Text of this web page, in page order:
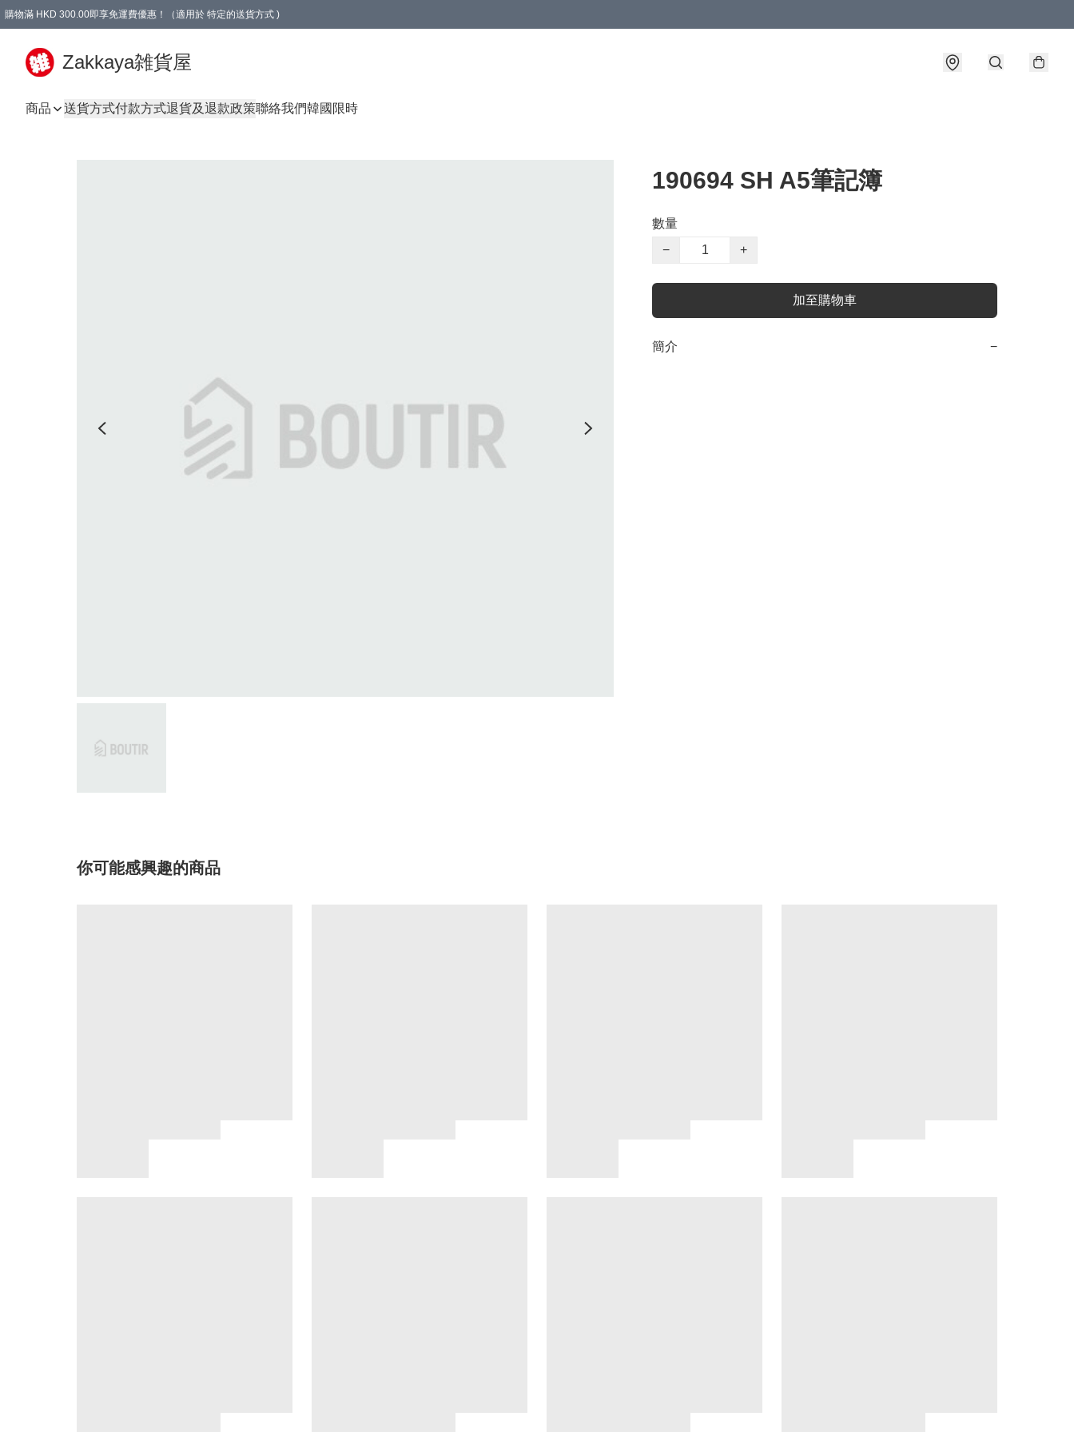
購物滿 HKD 300.00即享免運費優惠！（適用於 特定的送貨方式 )
Zakkaya雑貨屋
商品 送貨方式付款方式退貨及退款政策聯絡我們韓國限時
190694 SH A5筆記簿
數量
−
+
加至購物車
簡介 −
你可能感興趣的商品